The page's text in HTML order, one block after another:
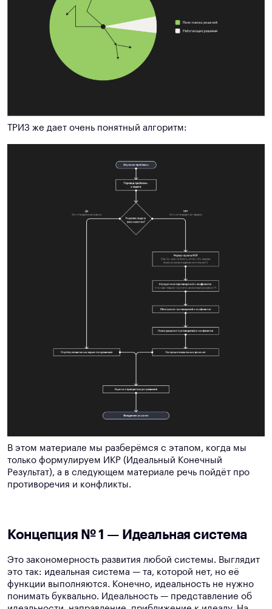
ТРИЗ же дает очень понятный алгоритм:
В этом материале мы разберёмся с этапом, когда мы
только формулируем ИКР (Идеальный Конечный
Результат), а в следующем материале речь пойдёт про
противоречия и конфликты.
Концепция № 1 — Идеальная система
Это закономерность развития любой системы. Выглядит
это так: идеальная система — та, которой нет, но её
функции выполняются. Конечно, идеальность не нужно
понимать буквально. Идеальность — представление об